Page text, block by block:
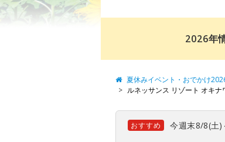
2026年
夏休みイベント・おでかけ
ルネッサンス リゾート オキナ
おすすめ 今週末8/8(土)